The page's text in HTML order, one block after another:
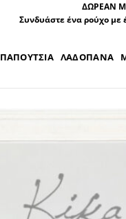
ΔΩΡΕΑΝ
Συνδυάστε ένα ρούχο με
ΠΑΠΟΥΤΣΙΑ ΛΑΔΟΠΑΝΑ